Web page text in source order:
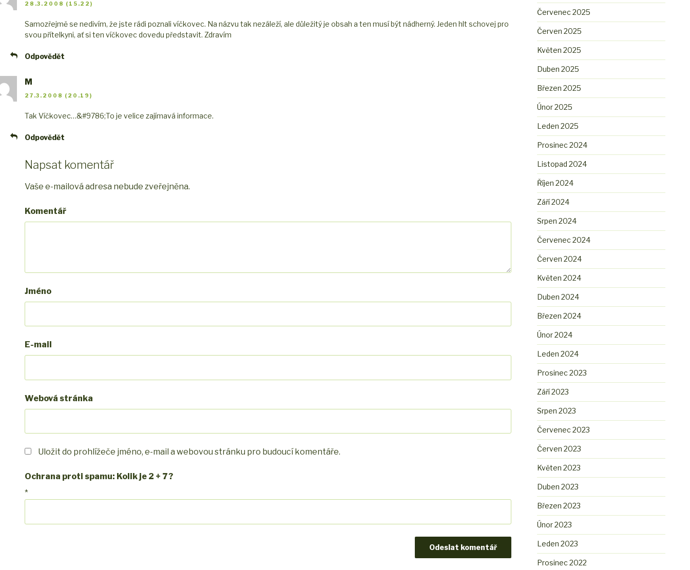
28.3.2008 (15.22)
Samozřejmě se nedivím, že jste rádi poznali víčkovec. Na názvu tak nezáleží, ale důležitý je obsah a ten musí být nádherný. Jeden hlt schovej pro
svou přítelkyni, ať si ten víčkovec dovedu představit. Zdravím
Odpovědět
M
27.3.2008 (20.19)
Tak Víčkovec…&#9786;To je velice zajímavá informace.
Odpovědět
Napsat komentář
Vaše e-mailová adresa nebude zveřejněna.
Komentář
Jméno
E-mail
Webová stránka
Uložit do prohlížeče jméno, e-mail a webovou stránku pro budoucí komentáře.
Ochrana proti spamu: Kolik je 2 + 7 ?
*
Červenec 2025
Červen 2025
Květen 2025
Duben 2025
Březen 2025
Únor 2025
Leden 2025
Prosinec 2024
Listopad 2024
Říjen 2024
Září 2024
Srpen 2024
Červenec 2024
Červen 2024
Květen 2024
Duben 2024
Březen 2024
Únor 2024
Leden 2024
Prosinec 2023
Září 2023
Srpen 2023
Červenec 2023
Červen 2023
Květen 2023
Duben 2023
Březen 2023
Únor 2023
Leden 2023
Prosinec 2022